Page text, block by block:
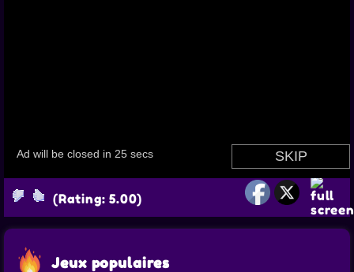
(Rating: 5.00)
Jeux populaires